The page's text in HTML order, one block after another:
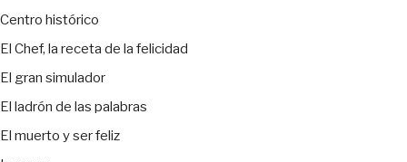
Centro histórico
El Chef, la receta de la felicidad
El gran simulador
El ladrón de las palabras
El muerto y ser feliz